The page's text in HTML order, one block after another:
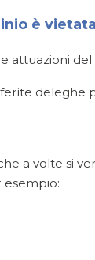
è
attuazioni
deleghe
a volte si
esempio: